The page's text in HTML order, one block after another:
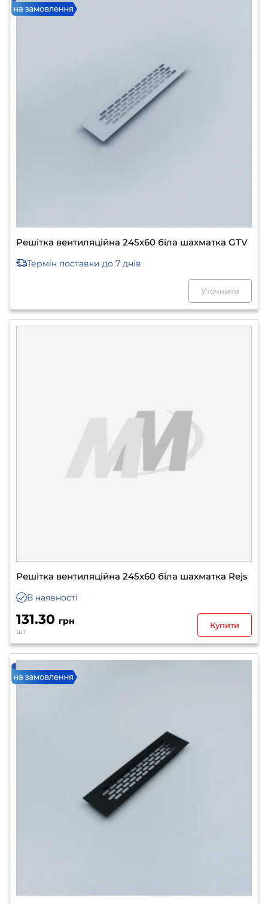
Решітка вентиляційна 245x60 біла шахматка GTV
Термін поставки до 7 днів
Уточнити
Решітка вентиляційна 245x60 біла шахматка Rejs
В наявності
131.30 грн
шт
Купити